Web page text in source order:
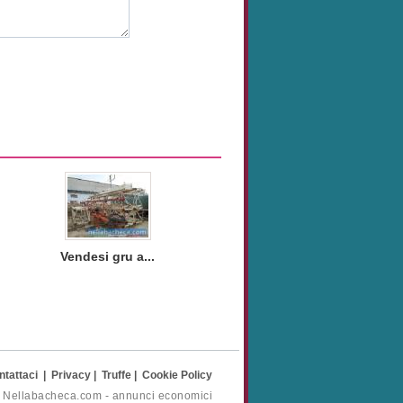
Vendesi gru a...
Privacy Truffe
Cookie Policy
- annunci economici